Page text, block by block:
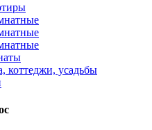
коттеджи, усадьбы